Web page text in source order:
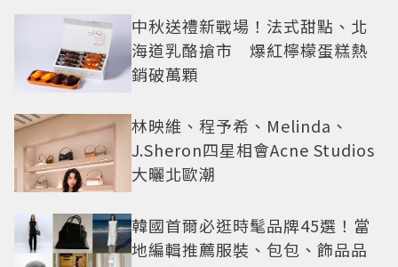
中秋送禮新戰場！法式甜點、北
海道乳酪搶市 爆紅檸檬蛋糕熱
銷破萬顆
林映維、程予希、Melinda、
J.Sheron四星相會Acne Studios
大曬北歐潮
韓國首爾必逛時髦品牌45選！當
地編輯推薦服裝、包包、飾品品